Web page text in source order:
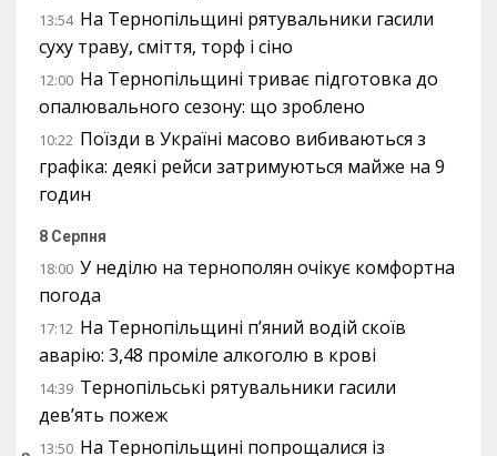
13:54 На Тернопільщині рятувальники гасили
суху траву, сміття, торф і сіно
12:00 На Тернопільщині триває підготовка до
опалювального сезону: що зроблено
10:22 Поїзди в Україні масово вибиваються з
графіка: деякі рейси затримуються майже на 9
годин
8 Серпня
18:00 У неділю на тернополян очікує комфортна
погода
17:12 На Тернопільщині п’яний водій скоїв
аварію: 3,48 проміле алкоголю в крові
14:39 Тернопільські рятувальники гасили
дев’ять пожеж
13:50 На Тернопільщині попрощалися із